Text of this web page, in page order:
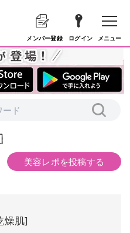
メンバー登録 ログイン メニュー
美容レポを投稿する
燥肌]